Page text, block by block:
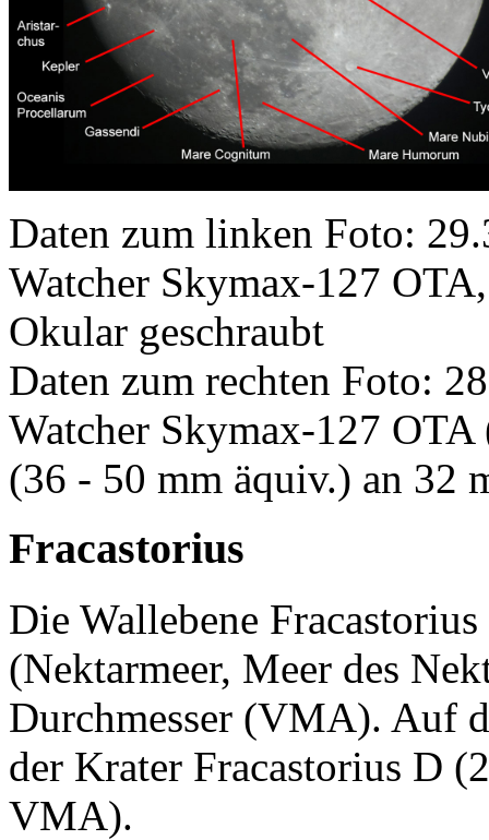
Daten zum linken Foto:
Watcher Skymax-127
Okular geschraubt
Daten zum rechten Foto:
Watcher Skymax-127
(36 - 50 mm äquiv.) an 32
Fracastorius
Die Wallebene
(Nektarmeer, Meer des
Durchmesser (VMA). Auf
der Krater Fracastorius D
VMA).